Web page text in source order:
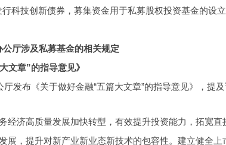
科技创新债券，募集资金用于私募股权投资基金的设立
公厅涉及私募基金的相关规定
文章”的指导意见》
厅发布《关于做好金融“五篇大文章”的指导意见》，提
经济高质量发展加快转型，有效提升投资能力，拓宽直
展，提升对新产业新业态新技术的包容性。建立健全上